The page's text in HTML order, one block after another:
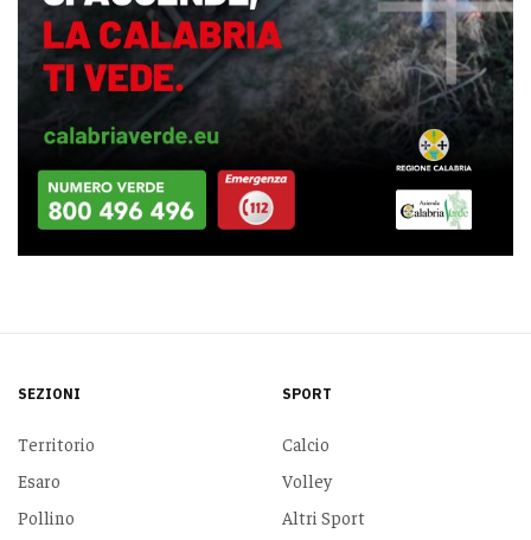
SEZIONI
Territorio
Esaro
Pollino
SPORT
Calcio
Volley
Altri Sport